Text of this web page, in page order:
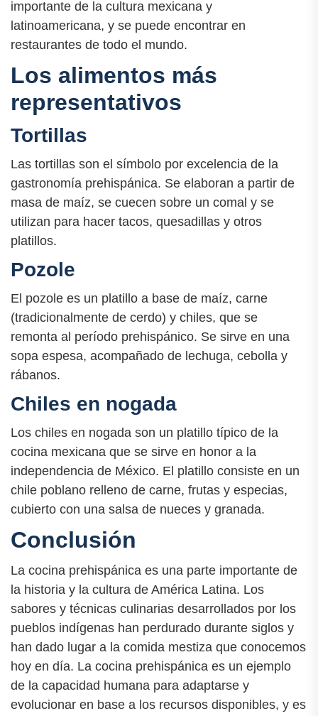
importante de la cultura mexicana y
latinoamericana, y se puede encontrar en
restaurantes de todo el mundo.
Los alimentos más
representativos
Tortillas
Las tortillas son el símbolo por excelencia de la
gastronomía prehispánica. Se elaboran a partir de
masa de maíz, se cuecen sobre un comal y se
utilizan para hacer tacos, quesadillas y otros
platillos.
Pozole
El pozole es un platillo a base de maíz, carne
(tradicionalmente de cerdo) y chiles, que se
remonta al período prehispánico. Se sirve en una
sopa espesa, acompañado de lechuga, cebolla y
rábanos.
Chiles en nogada
Los chiles en nogada son un platillo típico de la
cocina mexicana que se sirve en honor a la
independencia de México. El platillo consiste en un
chile poblano relleno de carne, frutas y especias,
cubierto con una salsa de nueces y granada.
Conclusión
La cocina prehispánica es una parte importante de
la historia y la cultura de América Latina. Los
sabores y técnicas culinarias desarrollados por los
pueblos indígenas han perdurado durante siglos y
han dado lugar a la comida mestiza que conocemos
hoy en día. La cocina prehispánica es un ejemplo
de la capacidad humana para adaptarse y
evolucionar en base a los recursos disponibles, y es